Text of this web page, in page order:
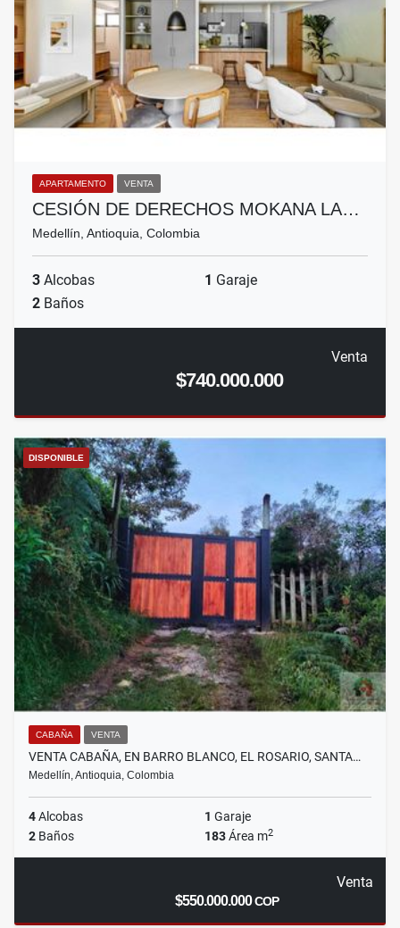
APARTAMENTO VENTA
CESIÓN DE DERECHOS MOKANA LA…
Medellín, Antioquia, Colombia
3 Alcobas 1 Garaje
2 Baños
Venta
$740.000.000
DISPONIBLE
CABAÑA VENTA
VENTA CABAÑA, EN BARRO BLANCO, EL ROSARIO, SANTA…
Medellín, Antioquia, Colombia
4Alcobas 1 Garaje
2 Baños 183Área m2
Venta
$550.000.000COP